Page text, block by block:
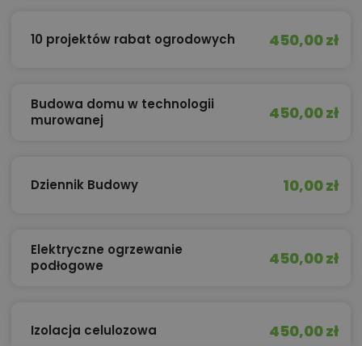
10 projektów rabat ogrodowych 450,00 zł
Budowa domu w technologii
murowanej
450,00 zł
Dziennik Budowy 10,00 zł
Elektryczne ogrzewanie
podłogowe
450,00 zł
Izolacja celulozowa 450,00 zł